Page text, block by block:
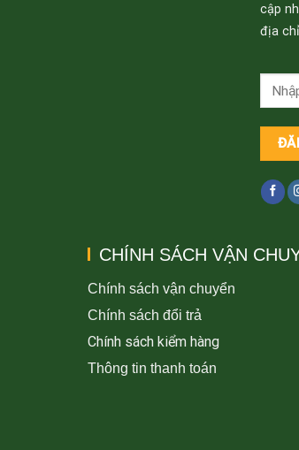
cập
địa
CHÍNH SÁCH VẬN
Chính sách vận chuyển
Chính sách đổi trả
Chính sách kiểm hàng
Thông tin thanh toán